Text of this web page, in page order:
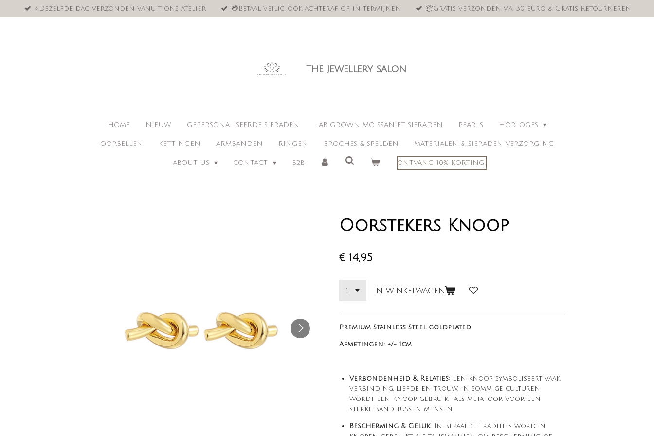
direct
⭐️Dezelfde dag verzonden vanuit ons atelier 💳Betaal veilig, ook achteraf of in termijnen 📦Gratis verzonden v.a. 30 euro & Gratis Retourneren
the jewellery salon
HOME NIEUW GEPERSONALISEERDE SIERADEN LAB GROWN MOISSANIET SIERADEN PEARLS HORLOGES
OORBELLEN KETTINGEN ARMBANDEN RINGEN BROCHES & SPELDEN MATERIALEN & SIERADEN VERZORGING
ABOUT US CONTACT B2B ONTVANG 10% KORTING!
Oorstekers Knoop
€ 14,95
In winkelwagen
Premium Stainless Steel goldplated
Afmetingen: +/- 1cm
Verbondenheid & Relaties: Een knoop symboliseert vaak
verbinding, liefde en trouw. In sommige culturen
wordt een knoop gebruikt als metafoor voor een
sterke band tussen mensen.
Bescherming & Geluk: In bepaalde tradities worden